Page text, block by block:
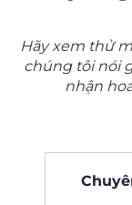
Hãy xem thử
chúng tôi nói
nhận